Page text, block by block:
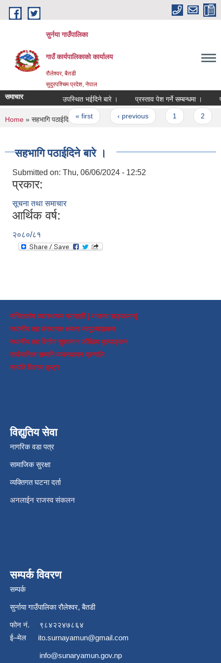
Skip to main content
सुर्नया गाउँपालिका
गाउँ कार्यपालिकाकाे कार्यालय
रौलेश्वर, बैतडी
सुदुरपश्चिम प्रदेश, नेपाल
समाचार उपस्थित भईदिने बारे । प्रस्ताव पेश गर्ने सम्बन्धमा ।
Pages
« first ‹ previous 1 2
You are here
Home » सहभागि पठाईदिने बारे ।
सहभागि पठाईदिने बारे ।
Submitted on: Thu, 06/06/2024 - 12:52
प्रकार:
सूचना तथा समाचार
आर्थिक वर्ष:
२०८०/८१
संचितकोष व्यवस्थापन प्रणाली [ राजस्व सङ्कलन]
स्थानीय तह संस्थागत क्षमता स्वमूल्याङ्कन
स्थानीय तह वित्तीय सुशासन जोखिम मूल्याङ्कन
सार्वजनिक सम्पति व्यवस्थापन प्रणालि
सम्पति विवरण इन्ट्र
विद्युतिय सेवा
नागरिक वडा पत्र
सामाजिक सुरक्षा
व्यक्तिगत घटना दर्ता
अनलाईन राजस्व संकलन
सम्पर्क विवरण
सम्पर्क
सुर्नाया गाउँपालिका रौलेश्वर, बैतडी
फोन नं.
९८४२२४७८६४
ई–मेल ito.surnayamun@gmail.com
info@sunaryamun.gov.np